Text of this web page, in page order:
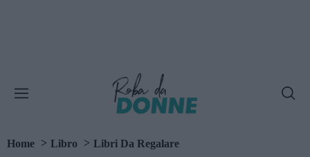
Home Libro Libri Da Regalare